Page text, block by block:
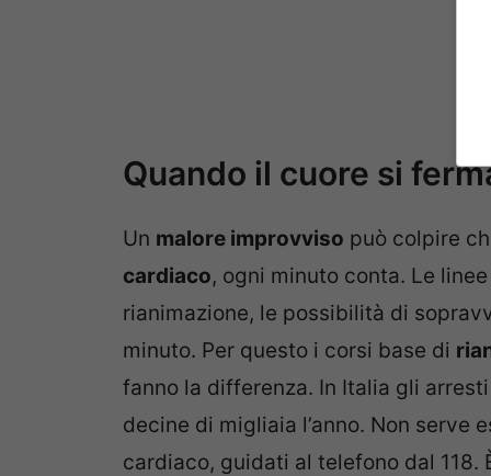
Quando il cuore si
Un malore improvviso può colpire
cardiaco, ogni minuto conta. Le
rianimazione, le possibilità di
minuto. Per questo i corsi base di
fanno la differenza. In Italia gli
decine di migliaia l’anno. Non serve
cardiaco, guidati al telefono dal 118.